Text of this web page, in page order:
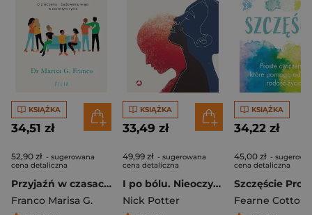
KSIĄŻKA
34,51 zł
52,90 zł - sugerowana
cena detaliczna
Przyjaźń w czasach samotności O znaczeniu i budowaniu więzi w dorosłym życiu
Franco Marisa G.
KSIĄŻKA
33,49 zł
49,99 zł - sugerowana
cena detaliczna
I po bólu. Nieoczywiste źródła bólu i sposoby na jego przezwyciężenie
Nick Potter
KSIĄŻKA
34,22 zł
45,00 zł -
cena detaliczna
Fearne Cotton